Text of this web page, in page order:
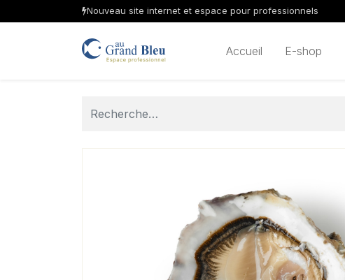
Nouveau site internet et espace pour professionnels
Accueil E-shop